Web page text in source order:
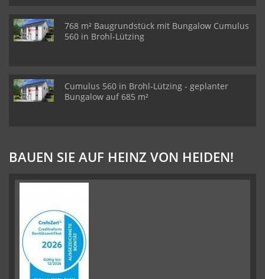
768 m² Baugrundstück mit Bungalow Cumulus
560 in Brohl-Lützing
Cumulus 560 in Brohl-Lützing - geplanter
Bungalow auf 685 m²
BAUEN SIE AUF HEINZ VON HEIDEN!